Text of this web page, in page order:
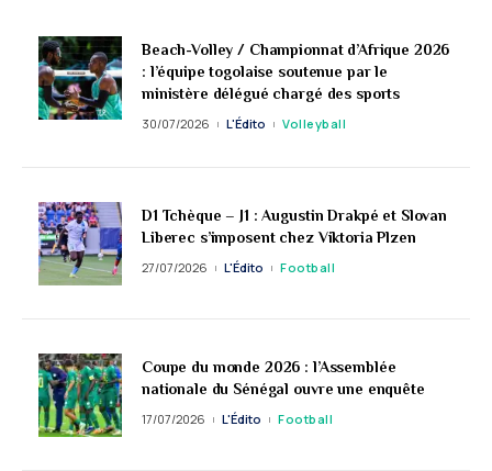
Beach-Volley / Championnat d’Afrique 2026
: l’équipe togolaise soutenue par le
ministère délégué chargé des sports
30/07/2026 L'Édito Volleyball
D1 Tchèque – J1 : Augustin Drakpé et Slovan
Liberec s’imposent chez Viktoria Plzen
27/07/2026 L'Édito Football
Coupe du monde 2026 : l’Assemblée
nationale du Sénégal ouvre une enquête
17/07/2026 L'Édito Football